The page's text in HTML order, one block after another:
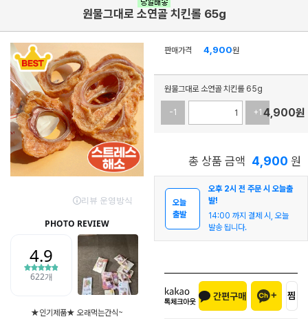
원물그대로 소연골 치킨롤 65g
★인기제품★ 오래먹는간식~
판매가격 4,900원
원물그대로 소연골 치킨롤 65g
+1
-1 4,900원
총 상품 금액 4,900 원
오늘
출발
오후 2시 전 주문 시 오늘출
발!
14:00 까지 결제 시, 오늘
발송 됩니다.